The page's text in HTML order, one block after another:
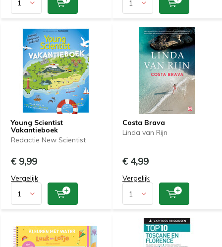
Young Scientist
Vakantieboek
Redactie New Scientist
€ 9,99
Vergelijk
Costa Brava
Linda van Rijn
€ 4,99
Vergelijk